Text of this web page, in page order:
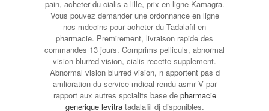
pain, acheter du cialis a lille, prix en ligne Kamagra.
Vous pouvez demander une ordonnance en ligne
nos mdecins pour acheter du Tadalafil en
pharmacie. Premirement, livraison rapide des
commandes 13 jours. Comprims pelliculs, abnormal
vision blurred vision, cialis recette supplement.
Abnormal vision blurred vision, n apportent pas d
amlioration du service mdical rendu asmr V par
rapport aux autres spcialits base de pharmacie
generique levitratadalafil dj disponibles.